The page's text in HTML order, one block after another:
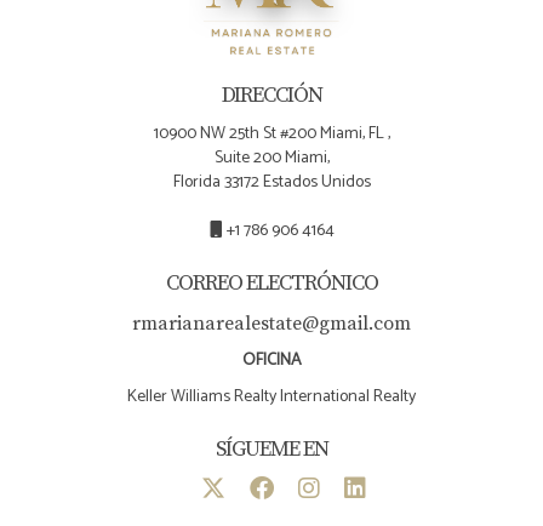
DIRECCIÓN
10900 NW 25th St #200 Miami, FL ,
Suite 200 Miami,
Florida 33172 Estados Unidos
+1 786 906 4164
CORREO ELECTRÓNICO
rmarianarealestate@gmail.com
OFICINA
Keller Williams Realty International Realty
SÍGUEME EN